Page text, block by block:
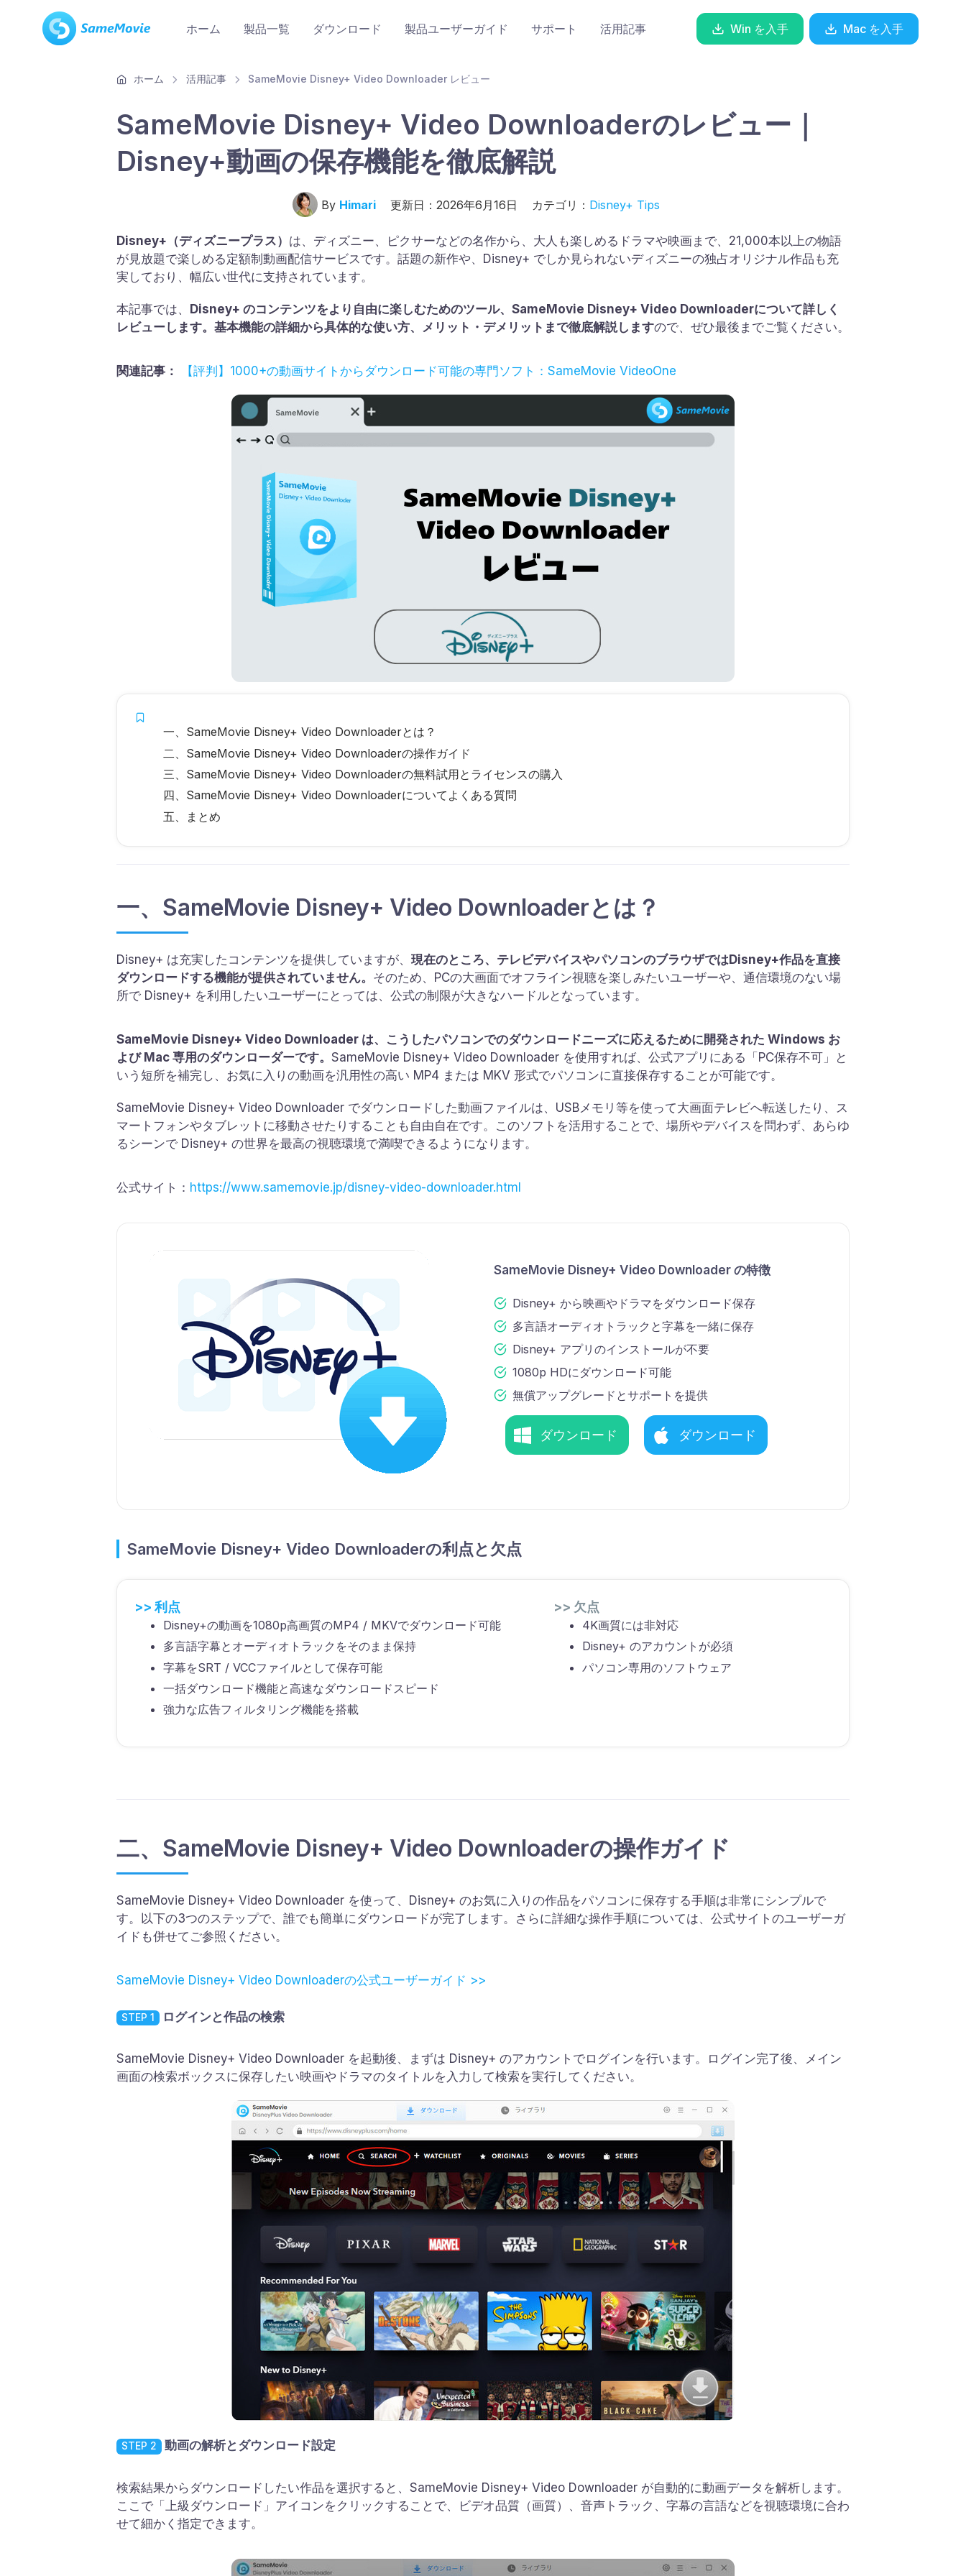
Win を入手 Mac を入手
ホーム 製品一覧 ダウンロード 製品ユーザーガイド サポート 活用記事
ホーム 活用記事 SameMovie Disney+ Video Downloader レビュー
SameMovie Disney+ Video Downloaderのレビュー｜
Disney+動画の保存機能を徹底解説
By Himari 更新日：2026年6月16日 カテゴリ： Disney+ Tips
Disney+（ディズニープラス） は、ディズニー、ピクサーなどの名作から、大人も楽しめるドラマや映画まで、21,000本以上の物語
が見放題で楽しめる定額制動画配信サービスです。話題の新作や、Disney+ でしか見られないディズニーの独占オリジナル作品も充
実しており、幅広い世代に支持されています。
本記事では、
Disney+ のコンテンツをより自由に楽しむためのツール、SameMovie Disney+ Video Downloaderについて詳しく
レビューします。基本機能の詳細から具体的な使い方、メリット・デメリットまで徹底解説しますので、ぜひ最後までご覧ください。
関連記事： 【評判】1000+の動画サイトからダウンロード可能の専門ソフト：SameMovie VideoOne
一、SameMovie Disney+ Video Downloaderとは？
二、SameMovie Disney+ Video Downloaderの操作ガイド
三、SameMovie Disney+ Video Downloaderの無料試用とライセンスの購入
四、SameMovie Disney+ Video Downloaderについてよくある質問
五、まとめ
一、SameMovie Disney+ Video Downloaderとは？
Disney+ は充実したコンテンツを提供していますが、 現在のところ、テレビデバイスやパソコンのブラウザではDisney+作品を直接
ダウンロードする機能が提供されていません。 そのため、PCの大画面でオフライン視聴を楽しみたいユーザーや、通信環境のない場
所で Disney+ を利用したいユーザーにとっては、公式の制限が大きなハードルとなっています。
SameMovie Disney+ Video Downloader は、こうしたパソコンでのダウンロードニーズに応えるために開発された Windows お
よび Mac 専用のダウンローダーです。 SameMovie Disney+ Video Downloader を使用すれば、公式アプリにある「PC保存不可」と
いう短所を補完し、お気に入りの動画を汎用性の高い MP4 または MKV 形式でパソコンに直接保存することが可能です。
SameMovie Disney+ Video Downloader でダウンロードした動画ファイルは、USBメモリ等を使って大画面テレビへ転送したり、ス
マートフォンやタブレットに移動させたりすることも自由自在です。このソフトを活用することで、場所やデバイスを問わず、あらゆ
るシーンで Disney+ の世界を最高の視聴環境で満喫できるようになります。
公式サイト： https://www.samemovie.jp/disney-video-downloader.html
SameMovie Disney+ Video Downloader の特徴
Disney+ から映画やドラマをダウンロード保存
多言語オーディオトラックと字幕を一緒に保存
Disney+ アプリのインストールが不要
1080p HDにダウンロード可能
無償アップグレードとサポートを提供
ダウンロード ダウンロード
SameMovie Disney+ Video Downloaderの利点と欠点
>> 利点
Disney+の動画を1080p高画質のMP4 / MKVでダウンロード可能
多言語字幕とオーディオトラックをそのまま保持
字幕をSRT / VCCファイルとして保存可能
一括ダウンロード機能と高速なダウンロードスピード
強力な広告フィルタリング機能を搭載
>> 欠点
4K画質には非対応
Disney+ のアカウントが必須
パソコン専用のソフトウェア
二、SameMovie Disney+ Video Downloaderの操作ガイド
SameMovie Disney+ Video Downloader を使って、Disney+ のお気に入りの作品をパソコンに保存する手順は非常にシンプルで
す。以下の3つのステップで、誰でも簡単にダウンロードが完了します。さらに詳細な操作手順については、公式サイトのユーザーガ
イドも併せてご参照ください。
SameMovie Disney+ Video Downloaderの公式ユーザーガイド >>
STEP 1 ログインと作品の検索
SameMovie Disney+ Video Downloader を起動後、まずは Disney+ のアカウントでログインを行います。ログイン完了後、メイン
画面の検索ボックスに保存したい映画やドラマのタイトルを入力して検索を実行してください。
STEP 2 動画の解析とダウンロード設定
検索結果からダウンロードしたい作品を選択すると、SameMovie Disney+ Video Downloader が自動的に動画データを解析します。
ここで「上級ダウンロード」アイコンをクリックすることで、ビデオ品質（画質）、音声トラック、字幕の言語などを視聴環境に合わ
せて細かく指定できます。